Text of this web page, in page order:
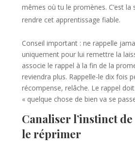
mêmes où tu le promènes. C’est la
rendre cet apprentissage fiable.
Conseil important : ne rappelle
uniquement pour lui remettre la
associe le rappel à la fin de la
reviendra plus. Rappelle-le dix fois
récompense, relâche. Le rappel
« quelque chose de bien va se
Canaliser l’instinct de
le réprimer